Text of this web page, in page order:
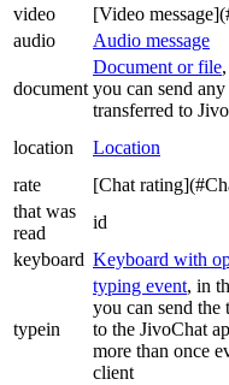
video
[Video
audio
Audio message
document
Document or file
you can send
transferred to
location Location
rate
[Chat
that was
read
id
keyboard Keyboard with
typein
typing event, in
you can send the
to the JivoChat
more than once
client